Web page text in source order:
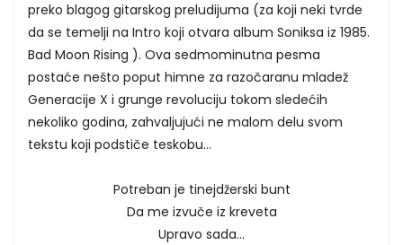
preko blagog gitarskog preludijuma (za koji neki tvrde
da se temelji na Intro koji otvara album Soniksa iz 1985.
Bad Moon Rising ). Ova sedmominutna pesma
postaće nešto poput himne za razočaranu mladež
Generacije X i grunge revoluciju tokom sledećih
nekoliko godina, zahvaljujući ne malom delu svom
tekstu koji podstiče teskobu...
Potreban je tinejdžerski bunt
Da me izvuče iz kreveta
Upravo sada...